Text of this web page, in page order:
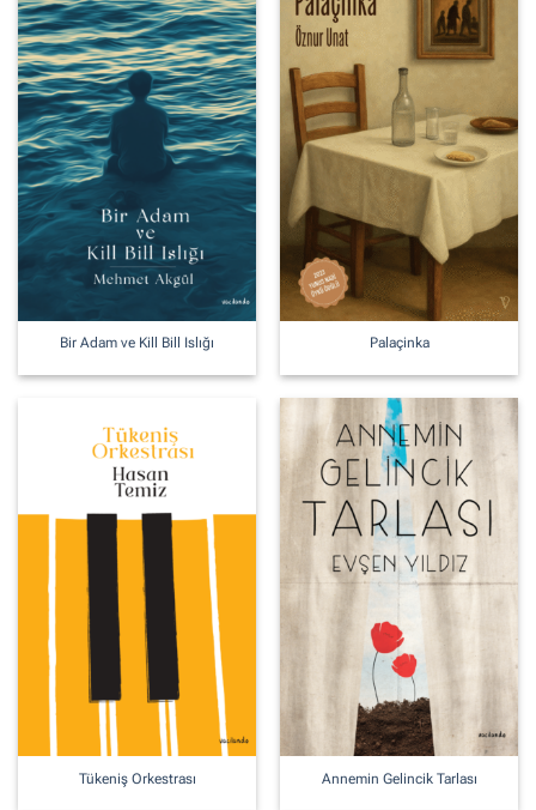
Bir Adam ve Kill Bill Islığı Palaçinka
Tükeniş Orkestrası Annemin Gelincik Tarlası